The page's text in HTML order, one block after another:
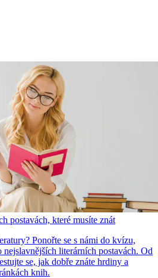
postavách, které musíte znát
Ponořte se s námi do kvízu,
literárních postavách. Od
se, jak dobře znáte hrdiny a
knih.